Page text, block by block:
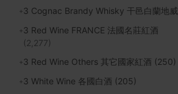
3 Cognac Brandy Whisky 干邑白蘭地
3 Red Wine FRANCE 法國名莊紅酒
(2,277)
3 Red Wine Others 其它國家紅酒 (250)
3 White Wine 各國白酒 (205)